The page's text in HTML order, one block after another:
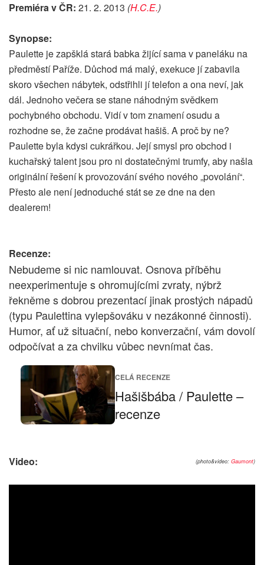
Premiéra v ČR: 21. 2. 2013 (H.C.E.)
Synopse:
Paulette je zapšklá stará babka žijící sama v paneláku na
předměstí Paříže. Důchod má malý, exekuce jí zabavila
skoro všechen nábytek, odstřihli jí telefon a ona neví, jak
dál. Jednoho večera se stane náhodným svědkem
pochybného obchodu. Vidí v tom znamení osudu a
rozhodne se, že začne prodávat hašiš. A proč by ne?
Paulette byla kdysi cukrářkou. Její smysl pro obchod i
kuchařský talent jsou pro ni dostatečnými trumfy, aby našla
originální řešení k provozování svého nového „povolání“.
Přesto ale není jednoduché stát se ze dne na den
dealerem!
Recenze:
Nebudeme si nic namlouvat. Osnova příběhu
neexperimentuje s ohromujícími zvraty, nýbrž
řekněme s dobrou prezentací jinak prostých nápadů
(typu Paulettina vylepšováku v nezákonné činnosti).
Humor, ať už situační, nebo konverzační, vám dovolí
odpočívat a za chvilku vůbec nevnímat čas.
CELÁ RECENZE
Hašišbába / Paulette –
recenze
(photo&video: Gaumont)
Video: